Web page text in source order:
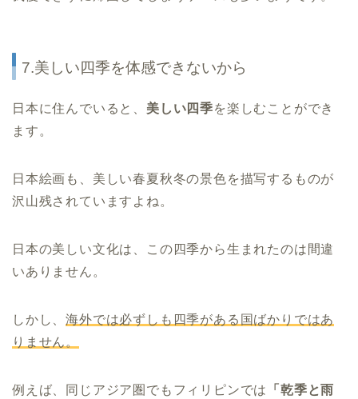
7.美しい四季を体感できないから
日本に住んでいると、 美しい四季を楽しむことができ
ます。
日本絵画も、美しい春夏秋冬の景色を描写するものが
沢山残されていますよね。
日本の美しい文化は、この四季から生まれたのは間違
いありません。
しかし、海外では必ずしも四季がある国ばかりではあ
りません。
例えば、同じアジア圏でもフィリピンでは
「乾季と雨